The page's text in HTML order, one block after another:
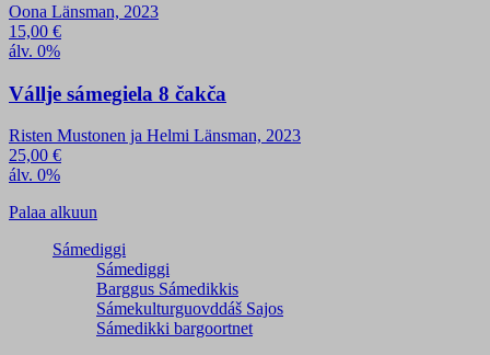
Oona Länsman, 2023
15,00 €
álv. 0%
Vállje sámegiela 8 čakča
Risten Mustonen ja Helmi Länsman, 2023
25,00 €
álv. 0%
Palaa alkuun
Sámediggi
Sámediggi
Barggus Sámedikkis
Sámekulturguovddáš Sajos
Sámedikki bargoortnet